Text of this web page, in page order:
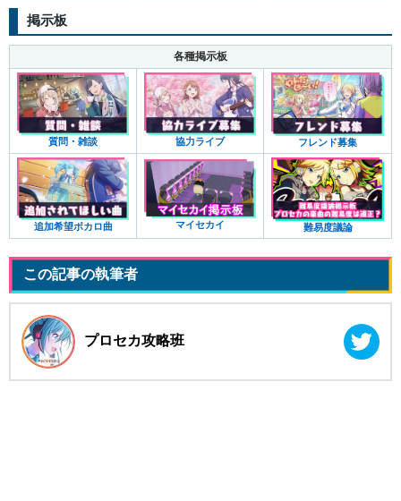
掲示板
各種掲示板
質問・雑談 協力ライブ フレンド募集
追加希望ボカロ曲 マイセカイ 難易度議論
この記事の執筆者
プロセカ攻略班